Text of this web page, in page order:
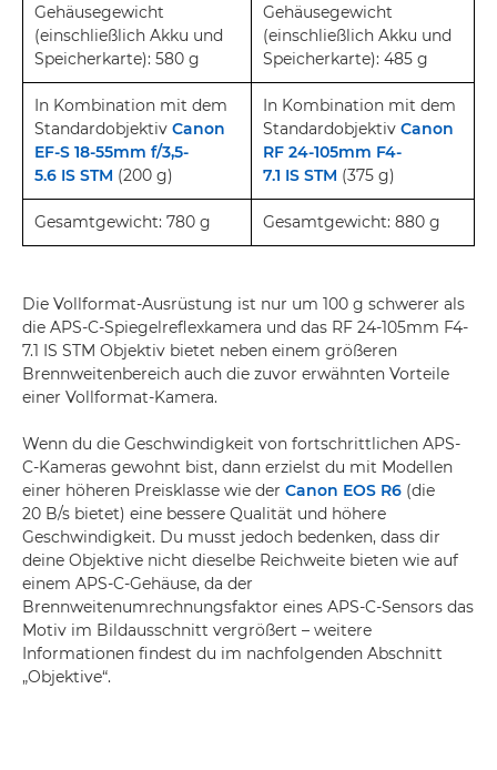
Gehäusegewicht
(einschließlich Akku und
Speicherkarte): 580 g
Gehäusegewicht
(einschließlich Akku und
Speicherkarte): 485 g
In Kombination mit dem
Standardobjektiv Canon
EF-S 18-55mm f/3,5-
5.6 IS STM (200 g)
In Kombination mit dem
Standardobjektiv Canon
RF 24-105mm F4-
7.1 IS STM (375 g)
Gesamtgewicht: 780 g Gesamtgewicht: 880 g
Die Vollformat-Ausrüstung ist nur um 100 g schwerer als
die APS-C-Spiegelreflexkamera und das RF 24-105mm F4-
7.1 IS STM Objektiv bietet neben einem größeren
Brennweitenbereich auch die zuvor erwähnten Vorteile
einer Vollformat-Kamera.
Wenn du die Geschwindigkeit von fortschrittlichen APS-
C-Kameras gewohnt bist, dann erzielst du mit Modellen
einer höheren Preisklasse wie der Canon EOS R6 (die
20 B/s bietet) eine bessere Qualität und höhere
Geschwindigkeit. Du musst jedoch bedenken, dass dir
deine Objektive nicht dieselbe Reichweite bieten wie auf
einem APS-C-Gehäuse, da der
Brennweitenumrechnungsfaktor eines APS-C-Sensors das
Motiv im Bildausschnitt vergrößert – weitere
Informationen findest du im nachfolgenden Abschnitt
„Objektive“.